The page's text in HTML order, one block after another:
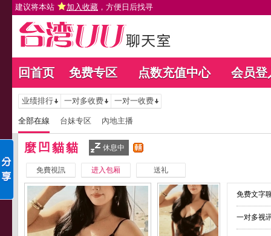
建议将本站 加入收藏 ，方便日后找寻
回首页 免费专区 点数充值中心 会员登
业绩排行 一对多收费 一对一收费
全部在線 台妹专区 內地主播
麼凹貓貓 休息中
免費視訊 进入包厢 送礼
免费文字
一对多视